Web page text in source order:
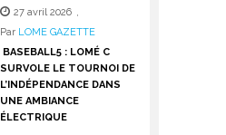
27 avril 2026 ,
Par LOME GAZETTE
BASEBALL5 : LOMÉ C
SURVOLE LE TOURNOI DE
L’INDÉPENDANCE DANS
UNE AMBIANCE
ÉLECTRIQUE